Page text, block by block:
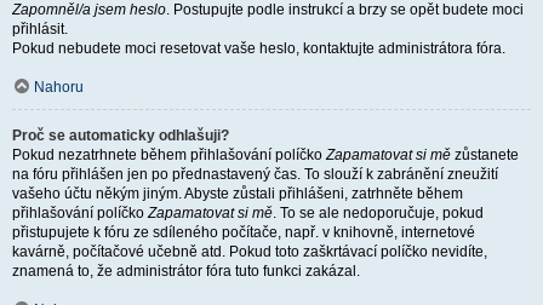
Zapomněl/a jsem heslo. Postupujte podle instrukcí a brzy se opět budete moci
přihlásit.
Pokud nebudete moci resetovat vaše heslo, kontaktujte administrátora fóra.
Nahoru
Proč se automaticky odhlašuji?
Pokud nezatrhnete během přihlašování políčkoZapamatovat si mě zůstanete
na fóru přihlášen jen po přednastavený čas. To slouží k zabránění zneužití
vašeho účtu někým jiným. Abyste zůstali přihlášeni, zatrhněte během
přihlašování políčkoZapamatovat si mě. To se ale nedoporučuje, pokud
přistupujete k fóru ze sdíleného počítače, např. v knihovně, internetové
kavárně, počítačové učebně atd. Pokud toto zaškrtávací políčko nevidíte,
znamená to, že administrátor fóra tuto funkci zakázal.